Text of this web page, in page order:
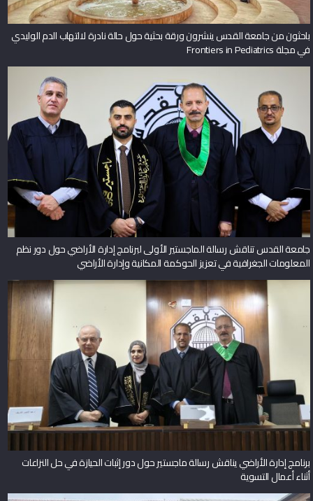
باحثون من جامعة القدس ينشرون ورقة بحثية حول حالة نادرة لالتهاب الدم الوليدي
في مجلة Frontiers in Pediatrics
جامعة القدس تناقش رسالة الماجستير الأولى لبرنامج إدارة الأراضي حول دور نظم
المعلومات الجغرافية في تعزيز الحوكمة المكانية وإدارة الأراضي
برنامج إدارة الأراضي يناقش رسالة ماجستير حول دور إثبات الحيازة في حل النزاعات
أثناء أعمال التسوية